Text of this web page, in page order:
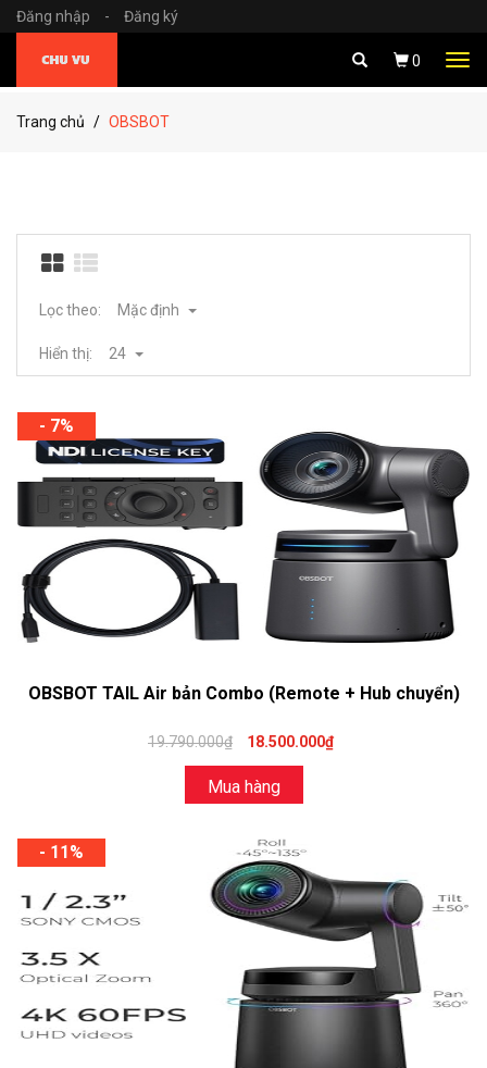
Đăng nhập - Đăng ký
0
Trang chủ OBSBOT
Lọc theo: Mặc định
Hiển thị: 24
- 7%
OBSBOT TAIL Air bản Combo (Remote + Hub chuyển)
19.790.000₫ 18.500.000₫
Mua hàng
- 11%